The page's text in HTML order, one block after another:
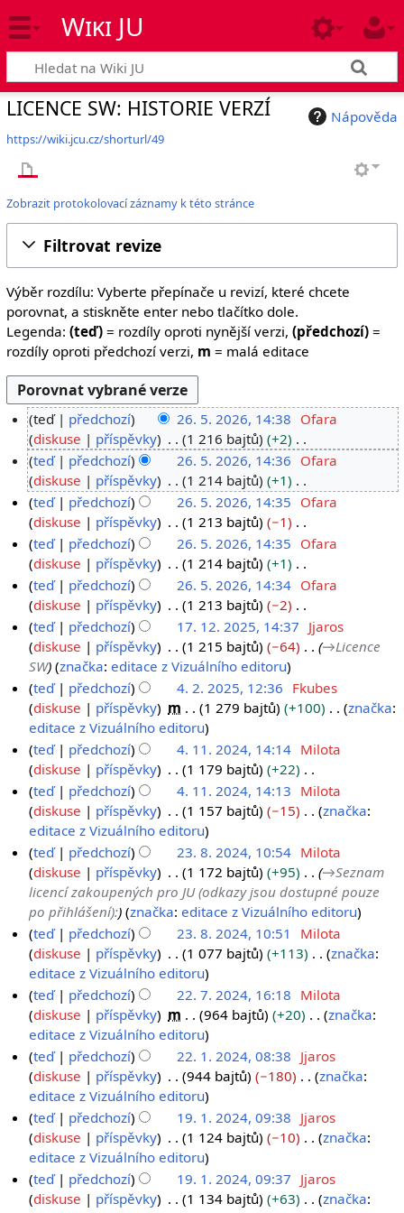
Wiki JU
Nápověda
LICENCE SW: HISTORIE VERZÍ
https://wiki.jcu.cz/shorturl/49
Zobrazit protokolovací záznamy k této stránce
Filtrovat revize
Výběr rozdílu: Vyberte přepínače u revizí, které chcete
porovnat, a stiskněte enter nebo tlačítko dole.
Legenda: (teď)= rozdíly oproti nynější verzi, (předchozí)=
rozdíly oproti předchozí verzi, m = malá editace
6
5
2
2
teď předchozí 26. 5. 2026, 14:38 Ofara
diskuse
příspěvky 1 216 bajtů
+2
B
e
z
s
h
r
n
u
t
í
e
d
i
t
a
c
e
teď předchozí 26. 5. 2026, 14:36 Ofara
diskuse
příspěvky 1 214 bajtů
+1
B
e
z
s
h
r
n
u
t
e
d
i
t
a
c
e
teď předchozí 26. 5. 2026, 14:35 Ofara
diskuse
příspěvky 1 213 bajtů
−1
B
e
z
s
h
r
n
u
t
í
d
i
t
a
c
e
teď předchozí 26. 5. 2026, 14:35 Ofara
diskuse
příspěvky 1 214 bajtů
+1
B
e
z
s
h
r
n
u
t
í
e
d
i
t
a
c
e
teď předchozí 26. 5. 2026, 14:34 Ofara
diskuse
příspěvky 1 213 bajtů
−2
B
e
z
s
h
r
n
u
t
í
e
i
t
a
c
e
0
teď předchozí 17. 12. 2025, 14:37 Jjaros
diskuse
příspěvky 1 215 bajtů −64 →Licence
SW
značka:editace z Vizuálního editoru
2
2
5
teď předchozí 4. 2. 2025, 12:36 Fkubes
diskuse
příspěvky m 1 279 bajtů
+100
B
e
z
s
h
r
n
u
t
í
e
d
i
a
c
e
značka:
editace z Vizuálního editoru
4
teď předchozí 4. 11. 2024, 14:14 Milota
diskuse
příspěvky 1 179 bajtů
+22
B
e
z
s
h
r
n
u
t
í
e
d
i
a
c
e
teď předchozí 4. 11. 2024, 14:13 Milota
diskuse
příspěvky 1 157 bajtů
−15
B
e
z
s
h
r
n
u
t
í
e
d
i
t
c
e
značka:
editace z Vizuálního editoru
8
0
teď předchozí 23. 8. 2024, 10:54 Milota
diskuse
příspěvky 1 172 bajtů +95 →Seznam
licencí zakoupených pro JU (odkazy jsou dostupné pouze
po přihlášení):
značka:editace z Vizuálního editoru
teď
předchozí 23. 8. 2024, 10:51
Milota
diskuse
příspěvky 1 077 bajtů
+113
B
e
z
s
h
r
n
u
t
í
e
d
značka:
editace z Vizuálního editoru
2
4
teď předchozí 22. 7. 2024, 16:18 Milota
diskuse
příspěvky m 964 bajtů
+20
B
e
z
s
h
r
n
u
t
značka:
editace z Vizuálního editoru
2
teď předchozí 22. 1. 2024, 08:38 Jjaros
diskuse
příspěvky 944 bajtů
−180
B
e
z
s
h
r
značka:
editace z Vizuálního editoru
teď předchozí 19. 1. 2024, 09:38 Jjaros
diskuse
příspěvky 1 124 bajtů
−10
B
e
z
značka:
editace z Vizuálního editoru
teď
předchozí 19. 1. 2024, 09:37 Jjaros
diskuse
příspěvky 1 134 bajtů
+63
značka: